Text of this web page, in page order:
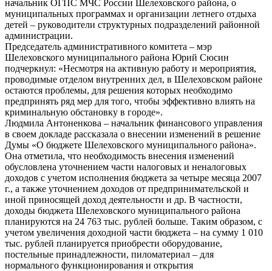
начальник ОГПС МЧС России Шелеховского района, о
муниципальных программах и организации летнего отдыха
детей – руководители структурных подразделений районной
администрации.
Председатель административного комитета – мэр
Шелеховского муниципального района Юрий Сюсин
подчеркнул: «Несмотря на активную работу и мероприятия,
проводимые отделом внутренних дел, в Шелеховском районе
остаются проблемы, для решения которых необходимо
предпринять ряд мер для того, чтобы эффективно влиять на
криминальную обстановку в городе».
Людмила Антоненкова – начальник финансового управления
в своем докладе рассказала о внесении изменений в решение
Думы «О бюджете Шелеховского муниципального района».
Она отметила, что необходимость внесения изменений
обусловлена уточнением части налоговых и неналоговых
доходов с учетом исполнения бюджета за четыре месяца 2007
г., а также уточнением доходов от предпринимательской и
иной приносящей доход деятельности и др. В частности,
доходы бюджета Шелеховского муниципального района
планируются на 24 763 тыс. рублей больше. Таким образом, с
учетом увеличения доходной части бюджета – на сумму 1 010
тыс. рублей планируется приобрести оборудование,
постельные принадлежности, пиломатериал – для
нормального функционирования и открытия